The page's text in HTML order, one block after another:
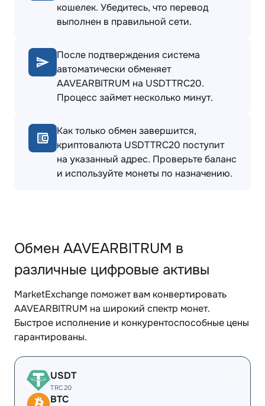
кошелек. Убедитесь, что перевод
выполнен в правильной сети.
После подтверждения система
автоматически обменяет
AAVEARBITRUM на USDTTRC20.
Процесс займет несколько минут.
Как только обмен завершится,
криптовалюта USDTTRC20 поступит
на указанный адрес. Проверьте баланс
и используйте монеты по назначению.
Обмен AAVEARBITRUM в
различные цифровые активы
MarketExchange поможет вам конвертировать
AAVEARBITRUM на широкий спектр монет.
Быстрое исполнение и конкурентоспособные цены
гарантированы.
USDT
TRC20
BTC